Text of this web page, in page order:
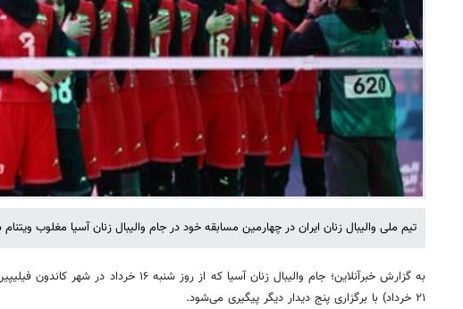
تیم ملی والیبال زنان ایران در چهارمین مسابقه خود در جام والیبال زنان آسیا مغلوب
به گزارش خبرآنلاین؛ جام والیبال زنان آسیا که از روز
۲۱ خرداد) با برگزاری پنج دیدار دیگر پیگیری می‌شود.